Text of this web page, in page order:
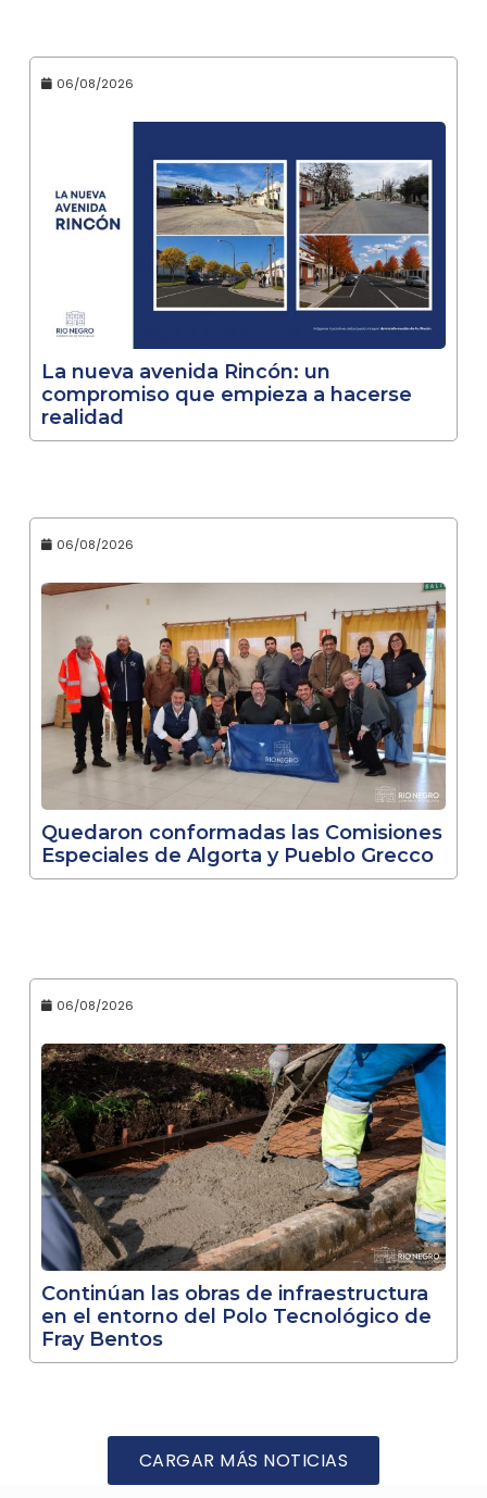
06/08/2026
La nueva avenida Rincón: un
compromiso que empieza a hacerse
realidad
06/08/2026
Quedaron conformadas las Comisiones
Especiales de Algorta y Pueblo Grecco
06/08/2026
Continúan las obras de infraestructura
en el entorno del Polo Tecnológico de
Fray Bentos
CARGAR MÁS NOTICIAS